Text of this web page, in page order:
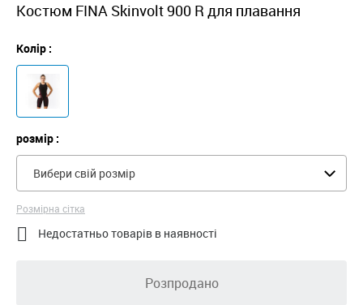
Костюм FINA Skinvolt 900 R для плавання
Колір :
розмір :
Вибери свій розмір
Розмірна сітка
 Недостатньо товарів в наявності
Розпродано